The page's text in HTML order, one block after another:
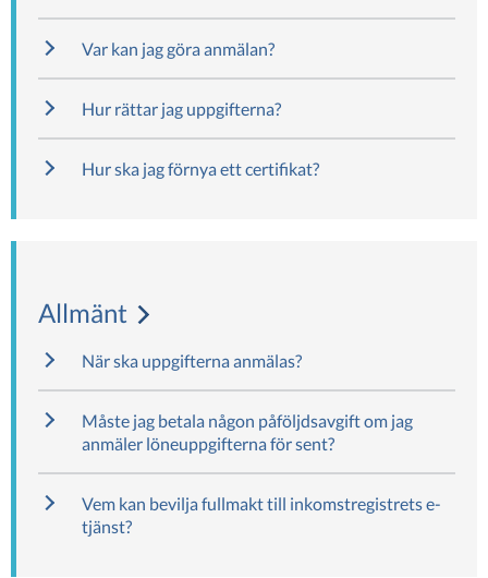
Var kan jag göra anmälan?
Hur rättar jag uppgifterna?
Hur ska jag förnya ett certifikat?
Allmänt
När ska uppgifterna anmälas?
Måste jag betala någon påföljdsavgift om jag
anmäler löneuppgifterna för sent?
Vem kan bevilja fullmakt till inkomstregistrets e-
tjänst?